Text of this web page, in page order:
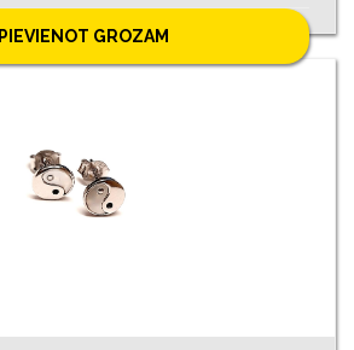
PIEVIENOT GROZAM